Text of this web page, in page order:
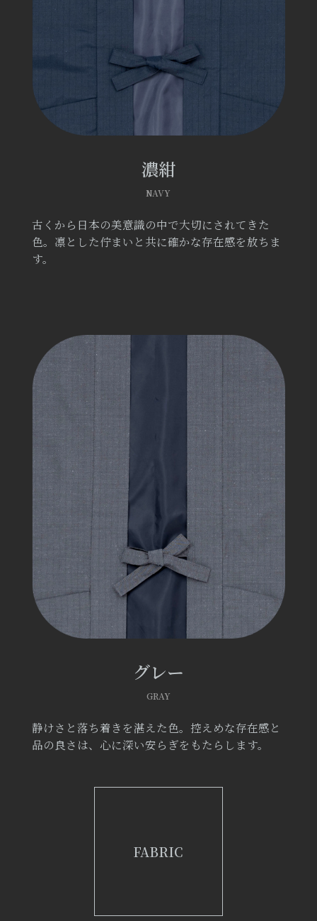
濃紺
NAVY
古くから日本の美意識の中で大切にされてきた
色。凛とした佇まいと共に確かな存在感を放ちま
す。
グレー
GRAY
静けさと落ち着きを湛えた色。控えめな存在感と
品の良さは、心に深い安らぎをもたらします。
FABRIC